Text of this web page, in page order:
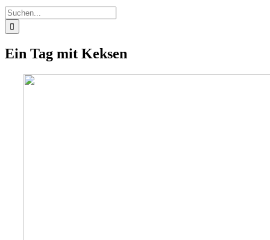
Suche
nach:
Ein Tag mit Keksen